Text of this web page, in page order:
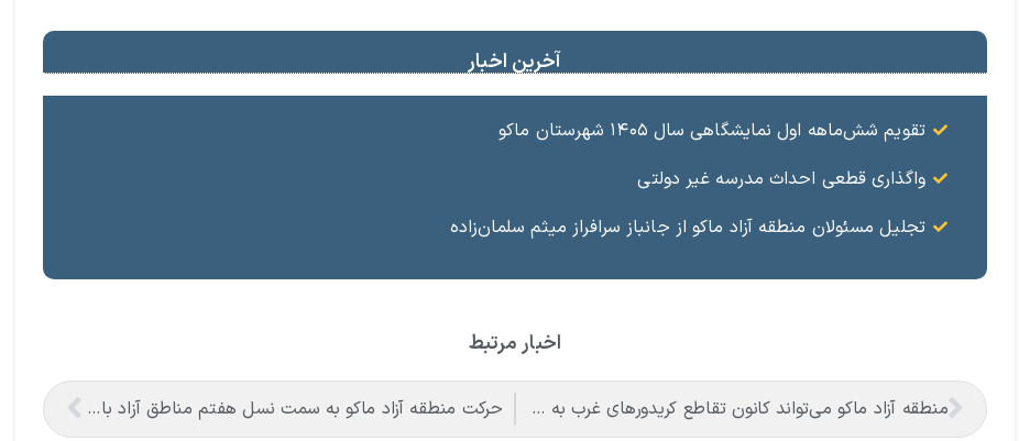
آخرین اخبار
تقویم شش‌ماهه اول نمایشگاهی سال ۱۴۰۵ شهرستان ماکو
واگذاری قطعی احداث مدرسه غیر دولتی
تجلیل مسئولان منطقه آزاد ماکو از جانباز سرافراز میثم سلمان‌زاده
اخبار مرتبط
منطقه آزاد ماکو می‌تواند کانون تقاطع کریدورهای غرب به شرق و شمال به جنوب باشد حرکت منطقه آزاد ماکو به سمت نسل هفتم مناطق آزاد با محوریت اقتصاد دانش‌بنیان